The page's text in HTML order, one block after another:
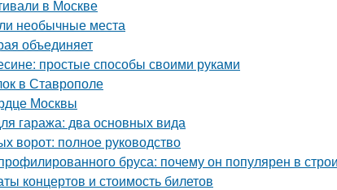
в Москве
необычные места
объединяет
простые способы своими руками
в Ставрополе
Москвы
гаража: два основных вида
ворот: полное руководство
бруса: почему он популярен в
концертов и стоимость билетов